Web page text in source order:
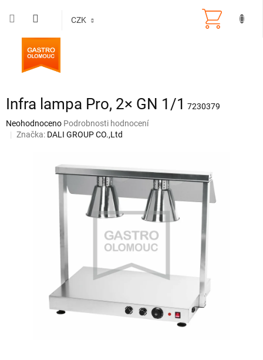
CZK
Infra lampa Pro, 2× GN 1/1 7230379
Průměrné
hodnocení
Neohodnoceno Podrobnosti hodnocení
Značka: DALI GROUP CO.,Ltd